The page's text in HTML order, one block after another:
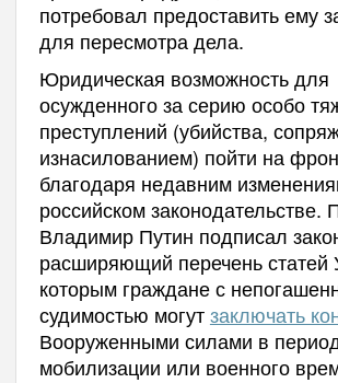
потребовал предоставить ему
для пересмотра дела.
Юридическая возможность для
осужденного за серию особо
преступлений (убийства,
изнасилованием) пойти на
благодаря недавним
российском законодательстве.
Владимир Путин подписал
расширяющий перечень
которым граждане с
судимостью могутзаключать
Вооруженными силами в
мобилизации или военного